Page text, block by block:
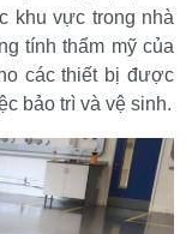
khu vực trong nhà
tính thẩm mỹ của
các thiết bị được
bảo trì và vệ sinh.